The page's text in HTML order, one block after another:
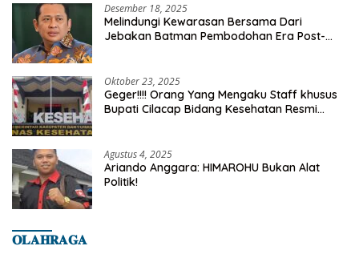
Desember 18, 2025
Melindungi Kewarasan Bersama Dari
Jebakan Batman Pembodohan Era Post-
Oktober 23, 2025
Geger!!!! Orang Yang Mengaku Staff khusus
Bupati Cilacap Bidang Kesehatan Resmi
Agustus 4, 2025
Ariando Anggara: HIMAROHU Bukan Alat
Politik!
𝐎𝐋𝐀𝐇𝐑𝐀𝐆𝐀